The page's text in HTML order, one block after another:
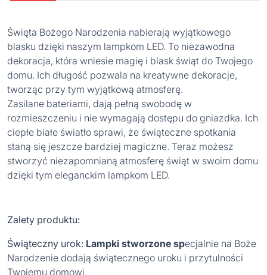
Święta Bożego Narodzenia nabierają wyjątkowego
blasku dzięki naszym lampkom LED. To niezawodna
dekoracja, która wniesie magię i blask świąt do Twojego
domu. Ich długość pozwala na kreatywne dekoracje,
tworząc przy tym wyjątkową atmosferę.
Zasilane bateriami, dają pełną swobodę w
rozmieszczeniu i nie wymagają dostępu do gniazdka. Ich
ciepłe białe światło sprawi, że świąteczne spotkania
staną się jeszcze bardziej magiczne. Teraz możesz
stworzyć niezapomnianą atmosferę świąt w swoim domu
dzięki tym eleganckim lampkom LED.
Zalety produktu:
Świąteczny urok: Lampki stworzone specjalnie na Boże
Narodzenie dodają świątecznego uroku i przytulności
Twojemu domowi.